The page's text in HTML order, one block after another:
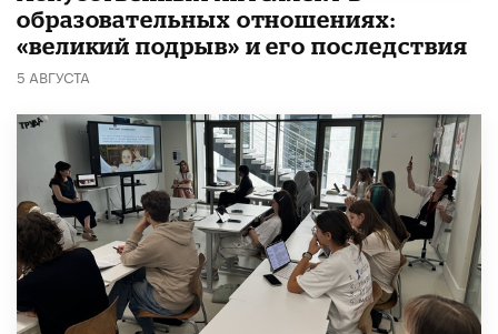
образовательных отношениях:
«великий подрыв» и его последствия
5 АВГУСТА